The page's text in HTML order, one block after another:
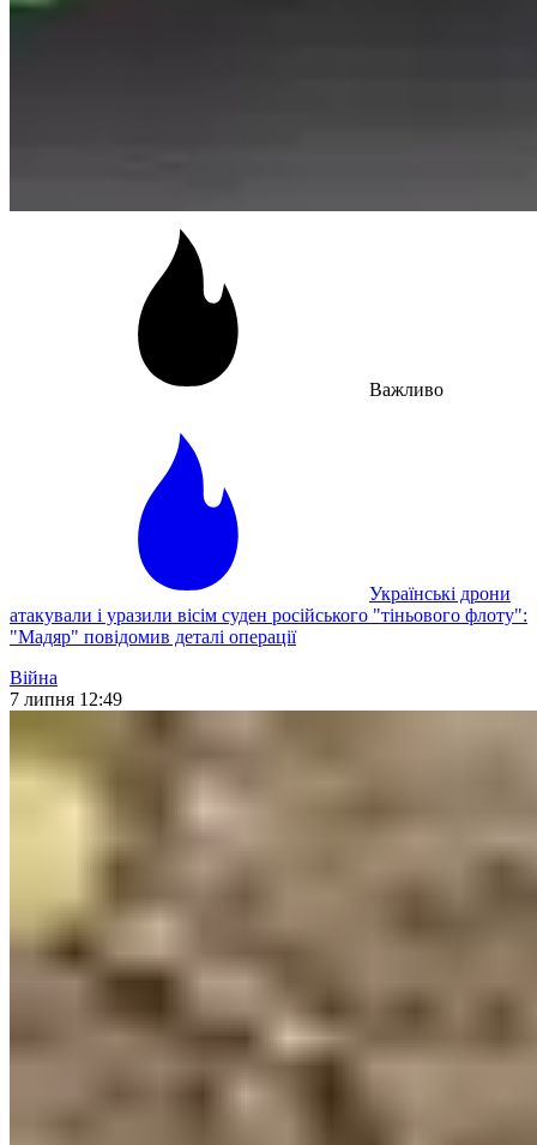
Важливо
Українські дрони
атакували і уразили вісім суден російського "тіньового флоту":
"Мадяр" повідомив деталі операції
Війна
7 липня 12:49